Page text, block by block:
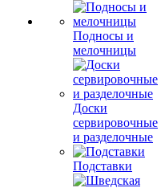
Подносы и
мелочницы
Доски
сервировочные
и разделочные
Подставки